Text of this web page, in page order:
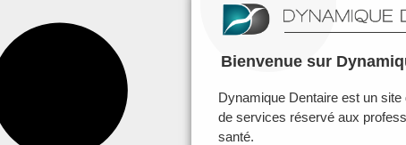
Bienvenue sur
Dynamique Dentaire est un site
de services réservé aux
santé.